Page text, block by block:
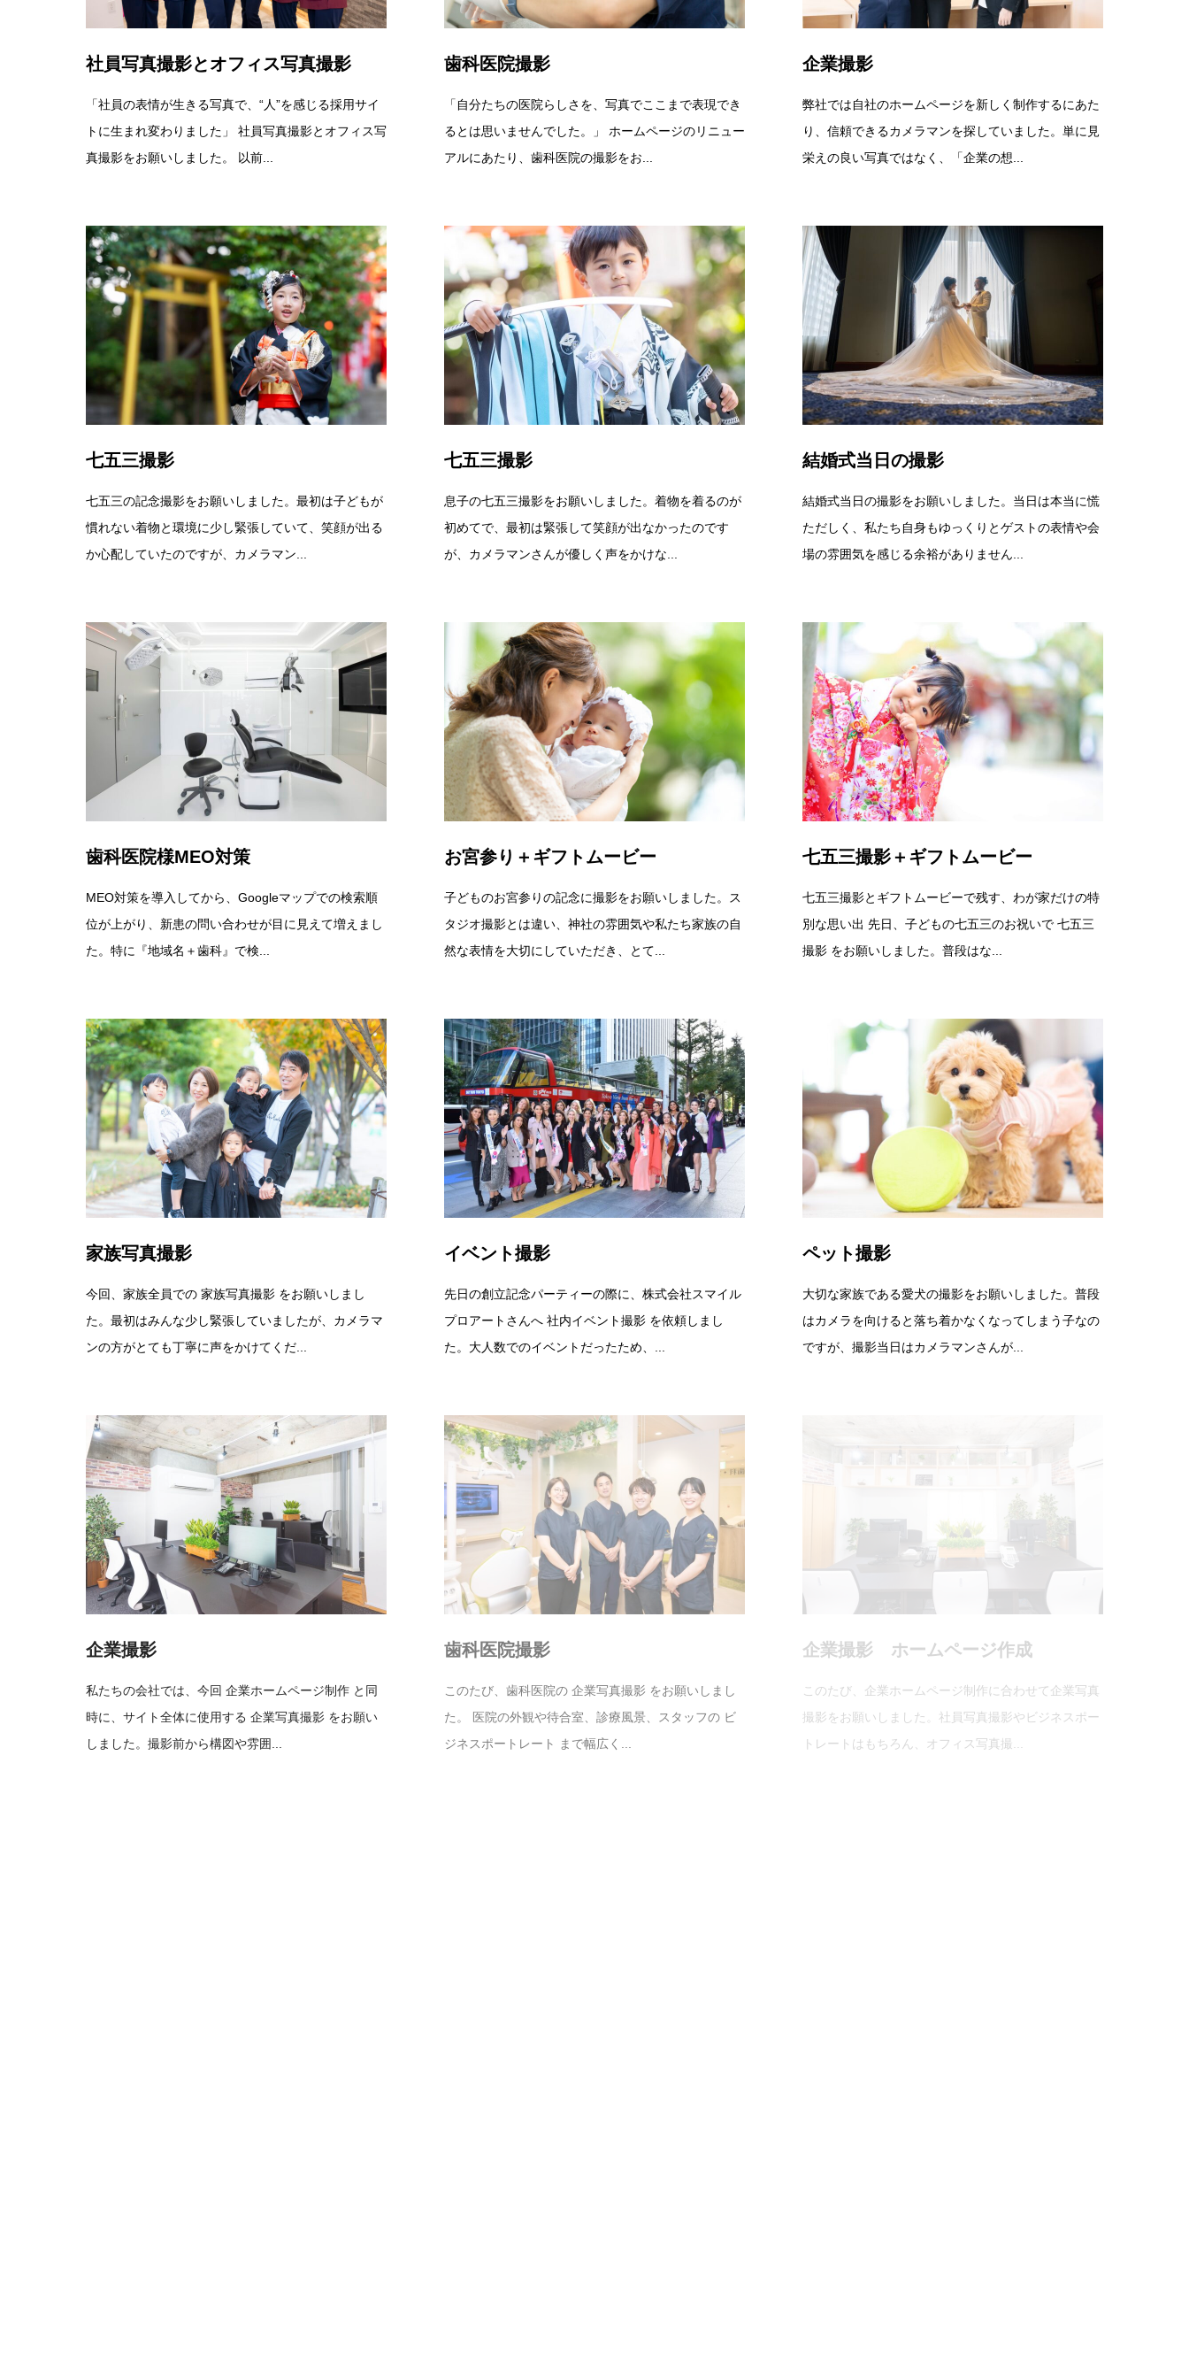
社員写真撮影とオフィス写真撮影
「社員の表情が生きる写真で、“人”を感じる採用サイ
トに生まれ変わりました」 社員写真撮影とオフィス写
真撮影をお願いしました。 以前...
歯科医院撮影
「自分たちの医院らしさを、写真でここまで表現でき
るとは思いませんでした。」 ホームページのリニュー
アルにあたり、歯科医院の撮影をお...
企業撮影
弊社では自社のホームページを新しく制作するにあた
り、信頼できるカメラマンを探していました。単に見
栄えの良い写真ではなく、「企業の想...
七五三撮影
七五三の記念撮影をお願いしました。最初は子どもが
慣れない着物と環境に少し緊張していて、笑顔が出る
か心配していたのですが、カメラマン...
七五三撮影
息子の七五三撮影をお願いしました。着物を着るのが
初めてで、最初は緊張して笑顔が出なかったのです
が、カメラマンさんが優しく声をかけな...
結婚式当日の撮影
結婚式当日の撮影をお願いしました。当日は本当に慌
ただしく、私たち自身もゆっくりとゲストの表情や会
場の雰囲気を感じる余裕がありません...
歯科医院様MEO対策
MEO対策を導入してから、Googleマップでの検索順
位が上がり、新患の問い合わせが目に見えて増えまし
た。特に『地域名＋歯科』で検...
お宮参り＋ギフトムービー
子どものお宮参りの記念に撮影をお願いしました。ス
タジオ撮影とは違い、神社の雰囲気や私たち家族の自
然な表情を大切にしていただき、とて...
七五三撮影＋ギフトムービー
七五三撮影とギフトムービーで残す、わが家だけの特
別な思い出 先日、子どもの七五三のお祝いで 七五三
撮影 をお願いしました。普段はな...
家族写真撮影
今回、家族全員での 家族写真撮影 をお願いしまし
た。最初はみんな少し緊張していましたが、カメラマ
ンの方がとても丁寧に声をかけてくだ...
イベント撮影
先日の創立記念パーティーの際に、株式会社スマイル
プロアートさんへ 社内イベント撮影 を依頼しまし
た。大人数でのイベントだったため、...
ペット撮影
大切な家族である愛犬の撮影をお願いしました。普段
はカメラを向けると落ち着かなくなってしまう子なの
ですが、撮影当日はカメラマンさんが...
企業撮影
私たちの会社では、今回 企業ホームページ制作 と同
時に、サイト全体に使用する 企業写真撮影 をお願い
しました。撮影前から構図や雰囲...
歯科医院撮影
このたび、歯科医院の 企業写真撮影 をお願いしまし
た。 医院の外観や待合室、診療風景、スタッフの ビ
ジネスポートレート まで幅広く...
企業撮影 ホームページ作成
このたび、企業ホームページ制作に合わせて企業写真
撮影をお願いしました。社員写真撮影やビジネスポー
トレートはもちろん、オフィス写真撮...